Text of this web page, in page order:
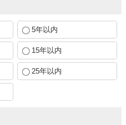
5年以内
15年以内
25年以内